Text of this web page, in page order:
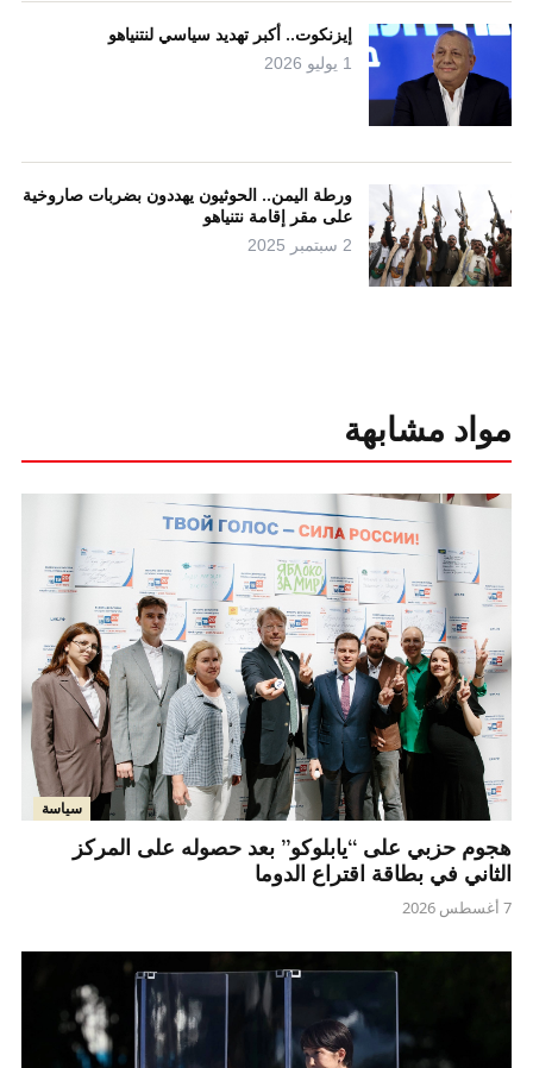
إيزنكوت.. أكبر تهديد سياسي لنتنياهو
1 يوليو 2026
ورطة اليمن.. الحوثيون يهددون بضربات صاروخية
على مقر إقامة نتنياهو
2 سبتمبر 2025
مواد مشابهة
سياسة
هجوم حزبي على “يابلوكو” بعد حصوله على المركز
الثاني في بطاقة اقتراع الدوما
7 أغسطس 2026